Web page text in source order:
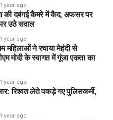
1 year ago
की दबंगई कैमरे में कैद, अफसर पर
उठे सवाल
1 year ago
महिलाओं ने रचाया मेहंदी से
मोदी के स्वागत में गूंजा एकता का
1 year ago
रिश्वत लेते पकड़े गए पुलिसकर्मी,
1 year ago